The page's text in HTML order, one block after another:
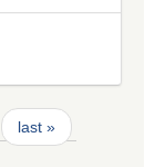
last »